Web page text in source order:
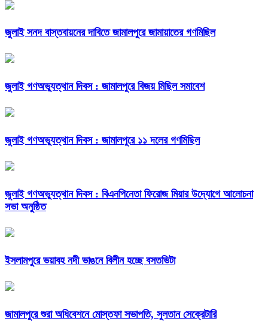
জুলাই সনদ বাস্তবায়নের দাবিতে জামালপুরে জামায়াতের গণমিছিল
জুলাই গণঅভ্যুত্থান দিবস : জামালপুরে বিজয় মিছিল সমাবেশ
জুলাই গণঅভ্যুত্থান দিবস : জামালপুরে ১১ দলের গণমিছিল
জুলাই গণঅভ্যুত্থান দিবস : বিএনপিনেতা ফিরোজ মিয়ার উদ্যোগে আলোচনা
সভা অনুষ্ঠিত
ইসলামপুরে ভয়াবহ নদী ভাঙনে বিলীন হচ্ছে বসতভিটা
জামালপুরে শুরা অধিবেশনে মোস্তফা সভাপতি, সুলতান সেক্রেটারি